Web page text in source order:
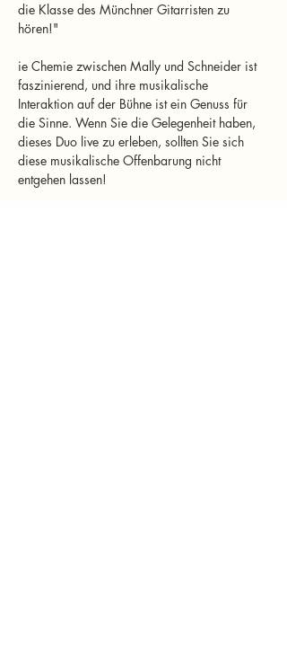
die Klasse des Münchner Gitarristen zu
hören!"
ie Chemie zwischen Mally und Schneider ist
faszinierend, und ihre musikalische
Interaktion auf der Bühne ist ein Genuss für
die Sinne. Wenn Sie die Gelegenheit haben,
dieses Duo live zu erleben, sollten Sie sich
diese musikalische Offenbarung nicht
entgehen lassen!